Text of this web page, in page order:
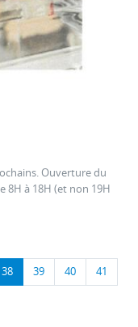
Ouverture du
8H à 18H (et non 19H
38 39 40 41